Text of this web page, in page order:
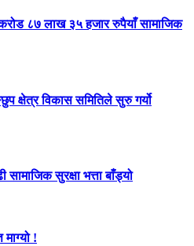
८७ लाख ३५ हजार रुपैयाँ सामाजिक
क्षेत्र विकास समितिले सुरु गर्यो
सुरक्षा भत्ता बाँड्यो
माग्यो !